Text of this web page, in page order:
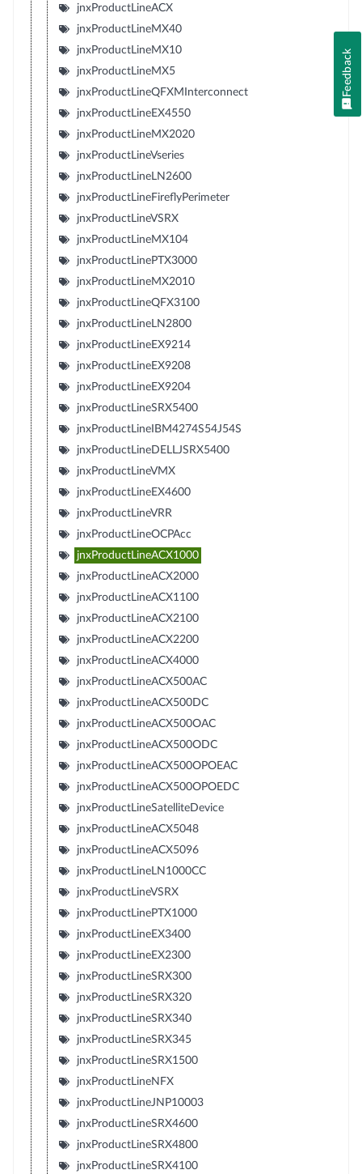
jnxProductLineACX
jnxProductLineMX40
jnxProductLineMX10
jnxProductLineMX5
jnxProductLineQFXMInterconnect
jnxProductLineEX4550
jnxProductLineMX2020
jnxProductLineVseries
jnxProductLineLN2600
jnxProductLineFireflyPerimeter
jnxProductLineVSRX
jnxProductLineMX104
jnxProductLinePTX3000
jnxProductLineMX2010
jnxProductLineQFX3100
jnxProductLineLN2800
jnxProductLineEX9214
jnxProductLineEX9208
jnxProductLineEX9204
jnxProductLineSRX5400
jnxProductLineIBM4274S54J54S
jnxProductLineDELLJSRX5400
jnxProductLineVMX
jnxProductLineEX4600
jnxProductLineVRR
jnxProductLineOCPAcc
jnxProductLineACX1000
jnxProductLineACX2000
jnxProductLineACX1100
jnxProductLineACX2100
jnxProductLineACX2200
jnxProductLineACX4000
jnxProductLineACX500AC
jnxProductLineACX500DC
jnxProductLineACX500OAC
jnxProductLineACX500ODC
jnxProductLineACX500OPOEAC
jnxProductLineACX500OPOEDC
jnxProductLineSatelliteDevice
jnxProductLineACX5048
jnxProductLineACX5096
jnxProductLineLN1000CC
jnxProductLineVSRX
jnxProductLinePTX1000
jnxProductLineEX3400
jnxProductLineEX2300
jnxProductLineSRX300
jnxProductLineSRX320
jnxProductLineSRX340
jnxProductLineSRX345
jnxProductLineSRX1500
jnxProductLineNFX
jnxProductLineJNP10003
jnxProductLineSRX4600
jnxProductLineSRX4800
jnxProductLineSRX4100
Feedback